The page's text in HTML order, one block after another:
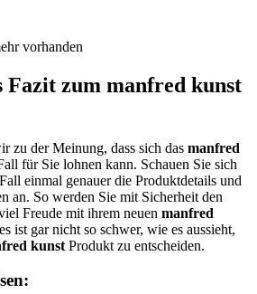
vorhanden
Fazit zum manfred kunst
zu der Meinung, dass sich das manfred
für Sie lohnen kann. Schauen Sie sich
einmal genauer die Produktdetails und
an. So werden Sie mit Sicherheit den
Freude mit ihrem neuen manfred
ist gar nicht so schwer, wie es aussieht,
kunst Produkt zu entscheiden.